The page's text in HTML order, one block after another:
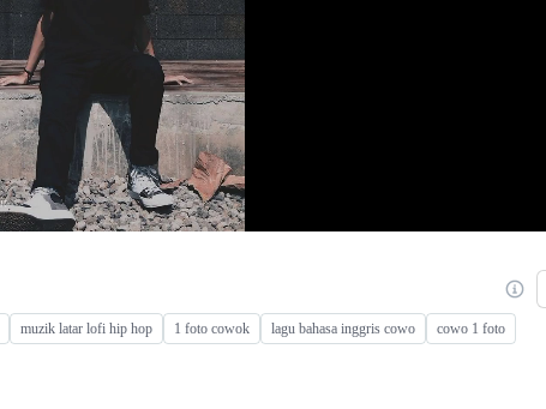
muzik latar lofi hip hop 1 foto cowok lagu bahasa inggris cowo
cowo 1 foto